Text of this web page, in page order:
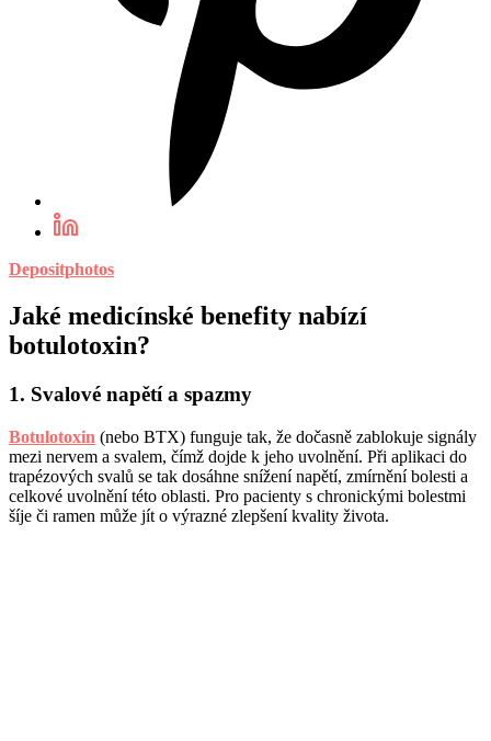
Depositphotos
Jaké medicínské benefity nabízí
botulotoxin?
1. Svalové napětí a spazmy
Botulotoxin (nebo BTX) funguje tak, že dočasně zablokuje signály
mezi nervem a svalem, čímž dojde k jeho uvolnění. Při aplikaci do
trapézových svalů se tak dosáhne snížení napětí, zmírnění bolesti a
celkové uvolnění této oblasti. Pro pacienty s chronickými bolestmi
šíje či ramen může jít o výrazné zlepšení kvality života.